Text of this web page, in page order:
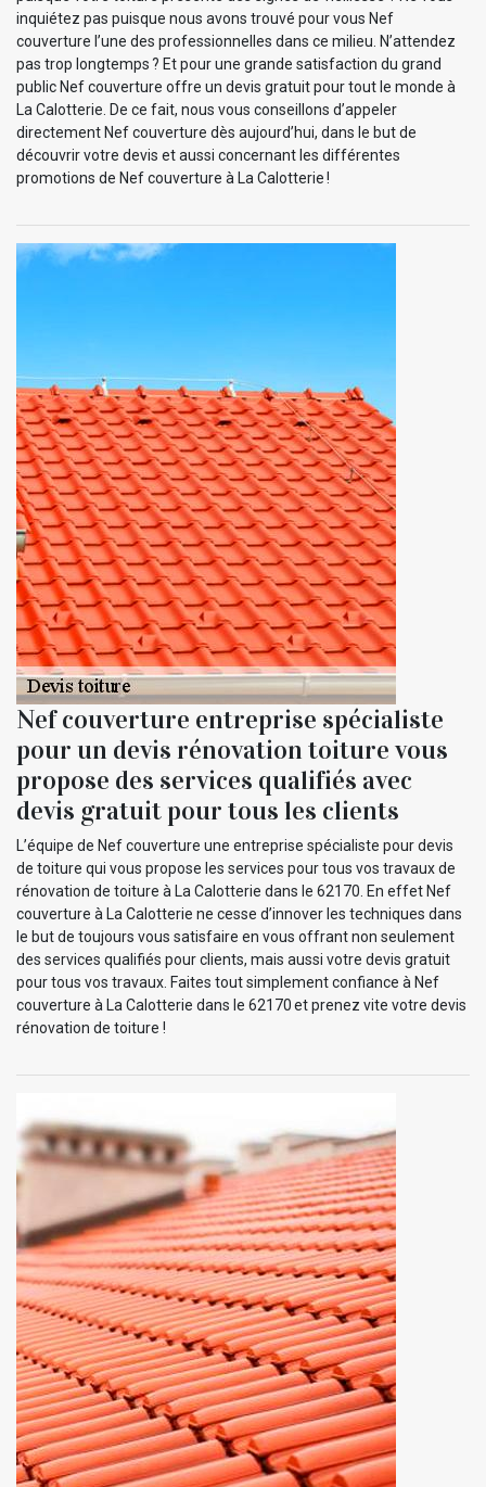
inquiétez pas puisque nous avons trouvé pour vous Nef
couverture l’une des professionnelles dans ce milieu. N’attendez
pas trop longtemps ? Et pour une grande satisfaction du grand
public Nef couverture offre un devis gratuit pour tout le monde à
La Calotterie. De ce fait, nous vous conseillons d’appeler
directement Nef couverture dès aujourd’hui, dans le but de
découvrir votre devis et aussi concernant les différentes
promotions de Nef couverture à La Calotterie !
Nef couverture entreprise spécialiste
pour un devis rénovation toiture vous
propose des services qualifiés avec
devis gratuit pour tous les clients
L’équipe de Nef couverture une entreprise spécialiste pour devis
de toiture qui vous propose les services pour tous vos travaux de
rénovation de toiture à La Calotterie dans le 62170. En effet Nef
couverture à La Calotterie ne cesse d’innover les techniques dans
le but de toujours vous satisfaire en vous offrant non seulement
des services qualifiés pour clients, mais aussi votre devis gratuit
pour tous vos travaux. Faites tout simplement confiance à Nef
couverture à La Calotterie dans le 62170 et prenez vite votre devis
rénovation de toiture !